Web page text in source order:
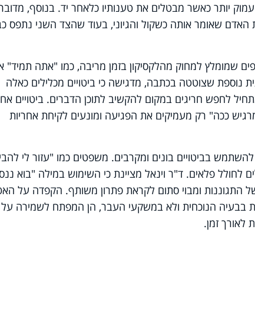
יותר כאשר מבטלים את טענותיו כלאחר יד. בנוסף,
שאומר אותה כשקול והגיוני, בעוד שהצד השני נתפס
שמומלץ למחוק מהלקסיקון בזמן מריבה, כמו "אתה תמיד"
נוספת שצוטטה בכתבה, מדגישה כי ביטויים מכלילים כאלה
לחפש חריגים במקום להקשיב לתוכן הדברים. ביטויים
ככה" רק מעמיקים את הפגיעה ומונעים לקיחת אחריות
בביטויים בונים ומקרבים. משפטים כמו "עזור לי
לחולל פלאים. ד"ר וינאל מציינת כי השימוש במילה "בוא
התגוננות ומבוי סתום לקראת פתרון משותף. הקפדה על
בבעיה הנוכחית ולא במשקעי העבר, הן המפתח לשמירה על
לאורך זמן.